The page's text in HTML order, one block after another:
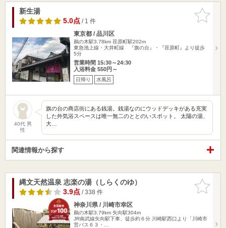
お気に入
りに追加
新生湯
5.0点/ 1 件
東京都 / 品川区
鵜の木駅3.78km 荏原町駅202m
東急池上線・大井町線 『旗の台』・『荏原町』より徒歩
5分
営業時間 15:30～24:30
入浴料金 550円～
日帰り 水風呂
40代 男
性
旗の台の商店街にある銭湯。銭湯なのにウッドデッキがある充実
した外気浴スペースは唯一無二のととのいスポット。 太陽の湯、
大…
関連情報から探す
お気に入
りに追加
縄文天然温泉 志楽の湯（しらくのゆ）
3.9点/ 338 件
神奈川県 / 川崎市幸区
鵜の木駅3.79km 矢向駅304m
JR南武線矢向駅下車、徒歩約６分 川崎駅西口より「川崎市
営バス６３・…